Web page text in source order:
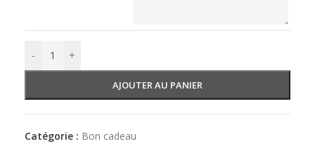
- +
AJOUTER AU PANIER
Catégorie : Bon cadeau